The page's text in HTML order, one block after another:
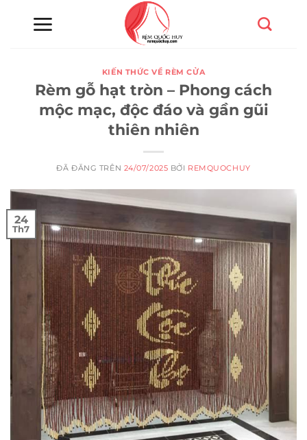
KIẾN THỨC VỀ RÈM CỬA
Rèm gỗ hạt tròn – Phong cách
mộc mạc, độc đáo và gần gũi
thiên nhiên
ĐÃ ĐĂNG TRÊN 24/07/2025 BỞI REMQUOCHUY
24
Th7